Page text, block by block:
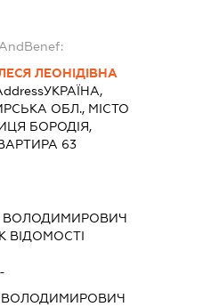
ЛЕОНІДІВНА
УКРАЇНА,
ОБЛ., МІСТО
БОРОДІЯ,
63
ВОЛОДИМИРОВИЧ
ВІДОМОСТІ
ВОЛОДИМИРОВИЧ